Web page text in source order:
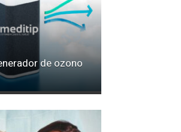
de ozono